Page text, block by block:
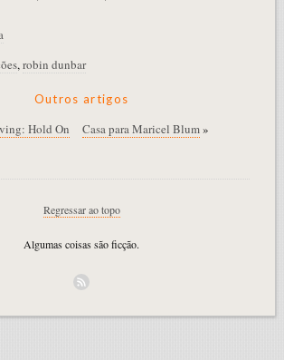
,robin dunbar
Outros artigos
Hold On Casa para Maricel Blum»
Regressar ao topo
Algumas coisas são ficção.